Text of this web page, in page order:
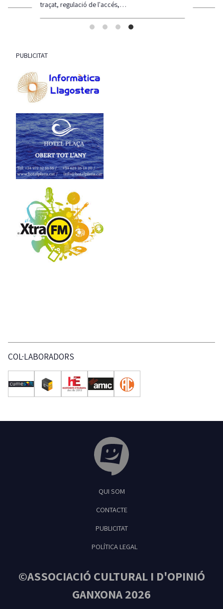
traçat, regulació de l'accés,…
PUBLICITAT
COL·LABORADORS
Feliu de Guíxols
QUI SOM
CONTACTE
PUBLICITAT
POLÍTICA LEGAL
©ASSOCIACIÓ CULTURAL I D'OPINIÓ
GANXONA 2026